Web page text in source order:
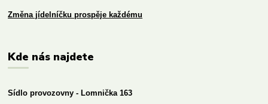
Změna jídelníčku prospěje každému
Kde nás najdete
Sídlo provozovny - Lomnička 163